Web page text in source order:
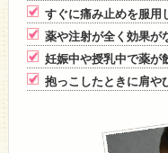
すぐに痛み止めを服用
薬や注射が全く効果が
妊娠中や授乳中で薬が
抱っこしたときに肩や